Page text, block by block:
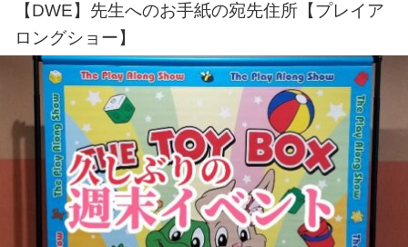
【DWE】先生へのお手紙の宛先住所【プレイア
ロングショー】